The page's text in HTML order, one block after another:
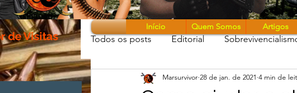
Todos os posts Editorial
Guerreiros & Armas Monstros entre nós
Marsurvivor 28 de jan. de 2021 4 min de
de Visitas
Início Quem Somos Artigos